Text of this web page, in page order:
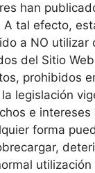
han
A tal efecto,
a NO utilizar
del Sitio
prohibidos
legislación
e
forma
utilización